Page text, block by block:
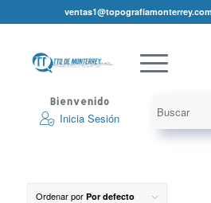
Bienvenido
Inicia Sesión
Ordenar por Por defecto